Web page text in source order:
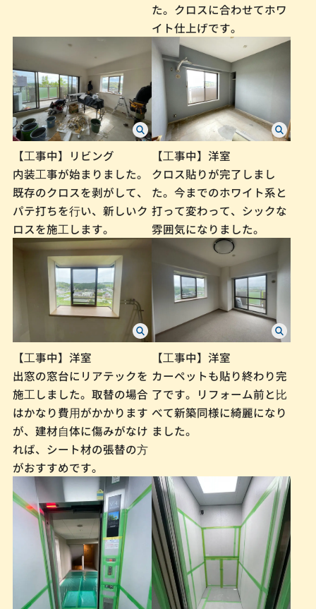
た。クロスに合わせてホワ
イト仕上げです。
【⼯事中】リビング
内装⼯事が始まりました。
既存のクロスを剥がして、
パテ打ちを⾏い、新しいク
ロスを施⼯します。
【⼯事中】洋室
クロス貼りが完了しまし
た。今までのホワイト系と
打って変わって、シックな
雰囲気になりました。
【⼯事中】洋室
出窓の窓台にリアテックを
施⼯しました。取替の場合
はかなり費⽤がかかります
が、建材⾃体に傷みがなけ
れば、シート材の張替の⽅
がおすすめです。
【⼯事中】洋室
カーペットも貼り終わり完
了です。リフォーム前と⽐
べて新築同様に綺麗になり
ました。